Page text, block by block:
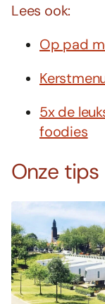
Lees ook:
Op pad
5x de
foodies
Onze tips